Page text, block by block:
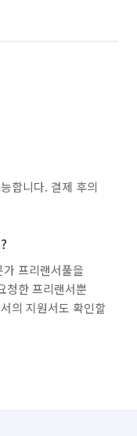
합니다. 결제 후의
프리랜서풀을
청한 프리랜서뿐
의 지원서도 확인할